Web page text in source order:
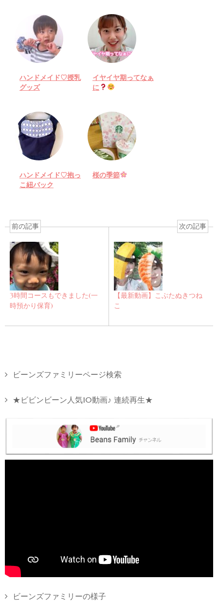
ハンドメイド♡授乳
グッズ
イヤイヤ期ってなぁ
に
ハンドメイド♡抱っ
こ紐バック
桜の季節
前の記事
3時間コースもできました(一
時預かり保育)
次の記事
【最新動画】こぶたぬきつね
こ
ビーンズファミリーページ検索
★ビビンビーン人気10動画♪ 連続再生★
ビーンズファミリーの様子